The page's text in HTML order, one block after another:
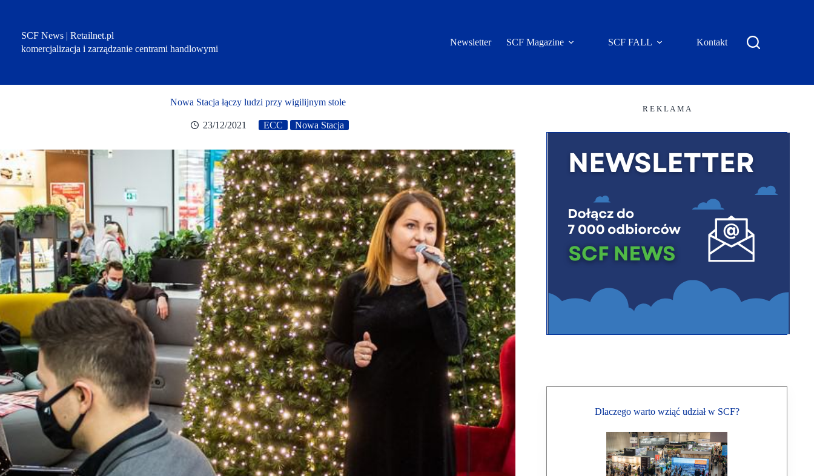
SCF News | Retailnet.pl
komercjalizacja i zarządzanie centrami handlowymi
Newsletter SCF Magazine SCF FALL Kontakt
Nowa Stacja łączy ludzi przy wigilijnym stole
23/12/2021 ECC Nowa Stacja
R E K L A M A
Dlaczego warto wziąć udział w SCF?